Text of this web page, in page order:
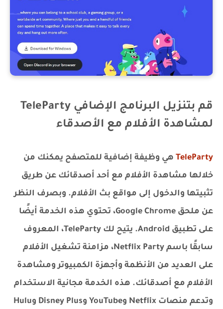
قم بتنزيل البرنامج الإضافي TeleParty
لمشاهدة الأفلام مع الأصدقاء
TeleParty هي وظيفة إضافية للمتصفح يمكنك من
خلالها مشاهدة الأفلام مع أحد أصدقائك عن طريق
تثبيتها والدخول إلى مواقع بث الأفلام. وبصرف النظر
عن ملحق Google Chrome، تحتوي هذه الخدمة أيضًا
على تطبيق Android. يتيح لك TeleParty، المعروف
سابقًا باسم Netflix Party، مزامنة تشغيل الأفلام
على العديد من الأنظمة وأجهزة الكمبيوتر ومشاهدة
الأفلام مع أصدقائك. هذه الخدمة مجانية الاستخدام
وتدعم منصات Netflix وYouTube وDisney Plus وHulu